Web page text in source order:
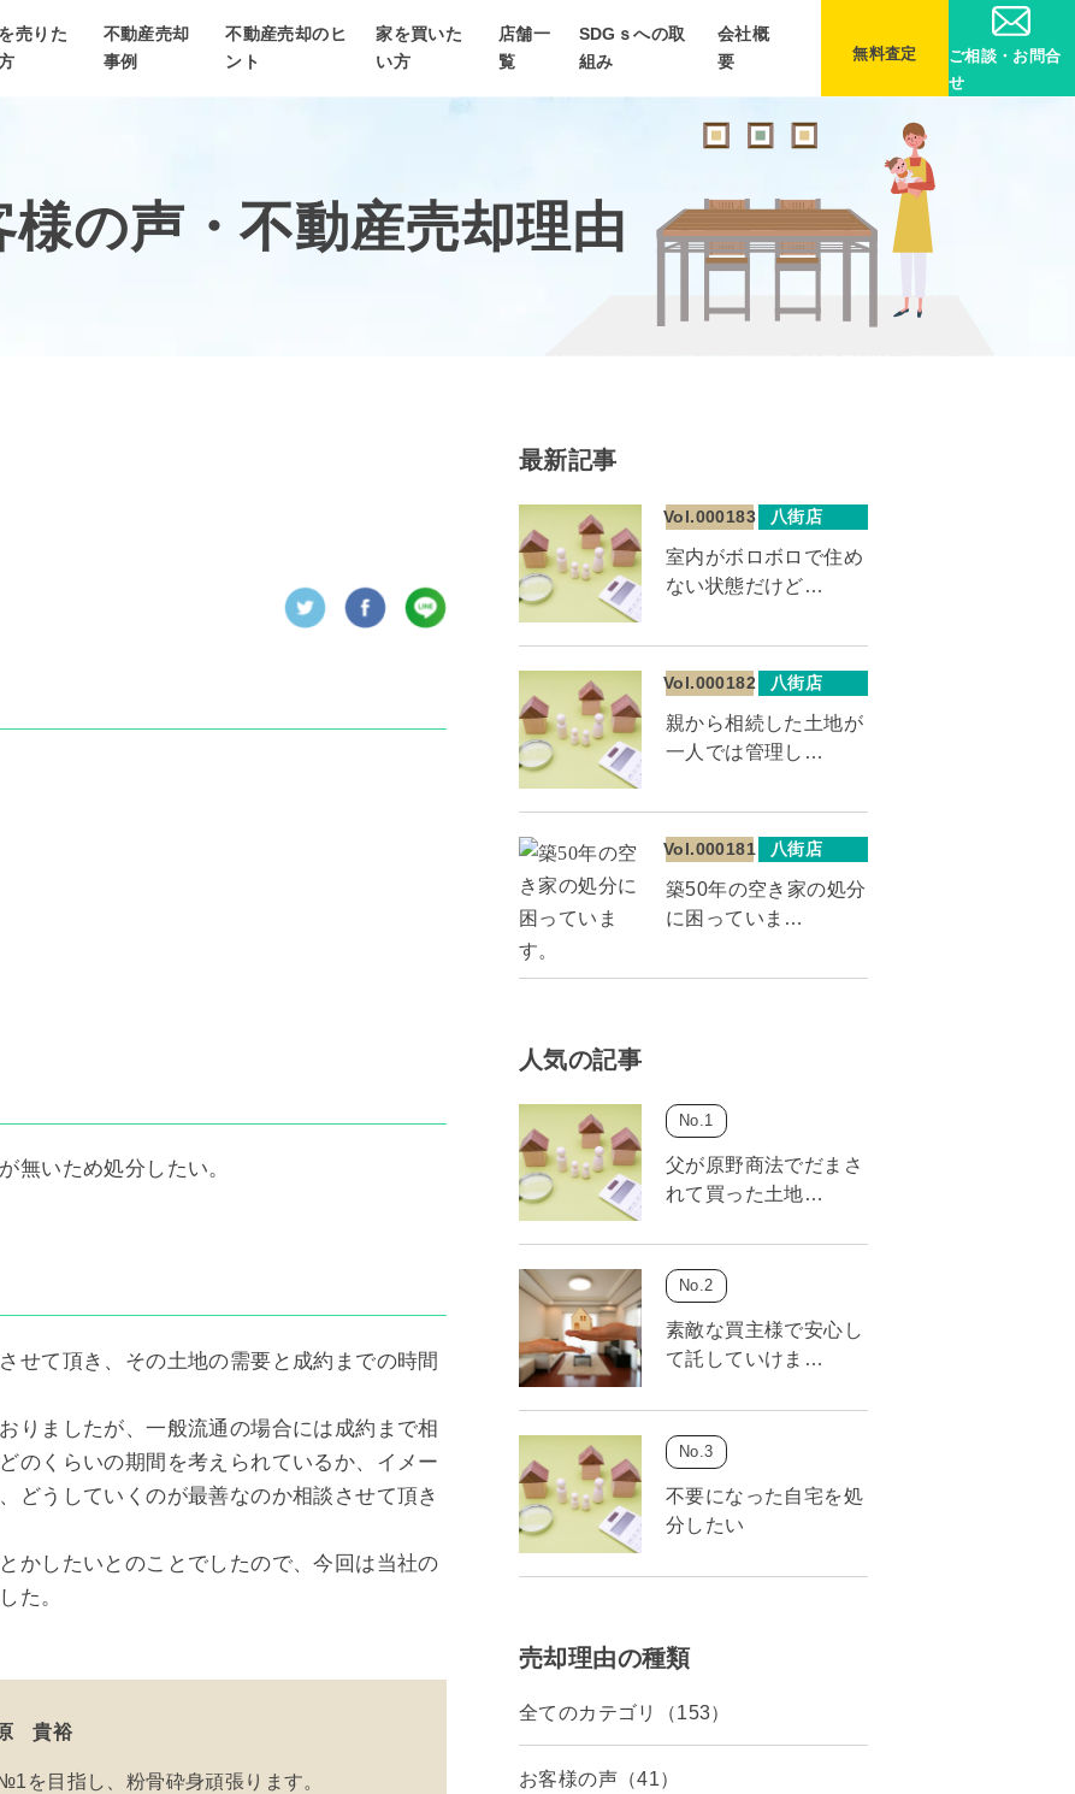
売りた
不動産売却
事例
不動産売却のヒ
ント
家を買いた
い方
店舗一
覧
SDGｓへの取
組み
会社概
要
無料査定
ご相談・お問合
せ
様の声・不動産売却理由
無いため処分したい。
せて頂き、その土地の需要と成約までの時間
りましたが、一般流通の場合には成約まで相
のくらいの期間を考えられているか、イメー
どうしていくのが最善なのか相談させて頂き
かしたいとのことでしたので、今回は当社の
た。
貴裕
を目指し、粉骨砕身頑張ります。
最新記事
Vol.000183 八街店
室内がボロボロで住め
ない状態だけど…
Vol.000182 八街店
親から相続した土地が
一人では管理し…
Vol.000181 八街店
築50年の空き家の処分
に困っていま…
人気の記事
父が原野商法でだまさ
れて買った土地…
素敵な買主様で安心し
て託していけま…
不要になった自宅を処
分したい
売却理由の種類
全てのカテゴリ（153）
お客様の声（41）